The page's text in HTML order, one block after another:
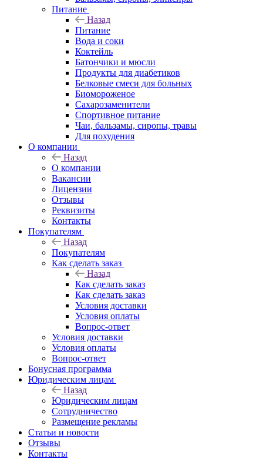
Питание
Назад
Питание
Вода и соки
Коктейль
Батончики и мюсли
Продукты для диабетиков
Белковые смеси для больных
Биомороженое
Сахарозаменители
Спортивное питание
Чаи, бальзамы, сиропы, травы
Для похудения
О компании
Назад
О компании
Вакансии
Лицензии
Отзывы
Реквизиты
Контакты
Покупателям
Назад
Покупателям
Как сделать заказ
Назад
Как сделать заказ
Как сделать заказ
Условия доставки
Условия оплаты
Вопрос-ответ
Условия доставки
Условия оплаты
Вопрос-ответ
Бонусная программа
Юридическим лицам
Назад
Юридическим лицам
Сотрудничество
Размещение рекламы
Статьи и новости
Отзывы
Контакты